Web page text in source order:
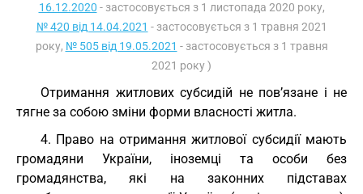
16.12.2020 - застосовується з 1 листопада 2020 року,
№ 420 від 14.04.2021 - застосовується з 1 травня 2021
року, № 505 від 19.05.2021 - застосовується з 1 травня
2021 року )
Отримання житлових субсидій не пов’язане і не
тягне за собою зміни форми власності житла.
4. Право на отримання житлової субсидії мають
громадяни України, іноземці та особи без
громадянства, які на законних підставах